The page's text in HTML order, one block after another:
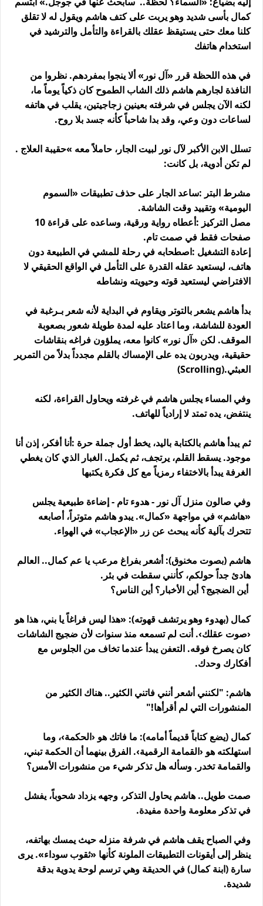
كمال بأسى شديد وهو يربت على كتف هاشم ويقول له لا تقلق
كلنا معك حتى يستيقظ عقلك بالقراءة والتأمل والترشيد في
استخدام هاتفك
في هذه اللحظة قرر «آل نور» ألا ينجوا بمفردهم. نظروا من
النافذة لجارهم هاشم ذلك الشاب الطموح كان ذكياً يوماً ما،
لكنه الآن يجلس في شرفته بعينين زجاجيتين، يقلب في هاتفه
لساعات دون وعي، وقد بدا شاحباً كأنه جسد بلا روح.
تسلل الابن الأكبر لآل نور لبيت الجار، حاملاً معه «حقيبة العلاج .
لم تكن أدوية، بل كانت:
مشرط البتر :ساعد الجار على حذف تطبيقات «السموم
اليومية» وتقييد وقت الشاشة.
مصل التركيز :
أعطاه رواية ورقية، وساعده على قراءة 10
صفحات فقط في صمت تام.
إعادة التشغيل :اصطحابه في رحلة للمشي في الطبيعة دون
هاتف، ليستعيد عقله القدرة على التأمل في الواقع الحقيقي لا
الافتراضي ليستعيد قوته وحيويته ونشاطه
بدأ هاشم يشعر بالتوتر ويقاوم في البداية لأنه شعر بـرغبة في
العودة للشاشة، وما اعتاد عليه لمدة طويلة شعور بصعوبة
الموقف. لكن «آل نور» كانوا معه، يملؤون فراغه بنقاشات
حقيقية، ويدربون يده على الإمساك بالقلم مجدداً بدلاً من التمرير
العبثي(Scrolling).
وفي المساء يجلس هاشم في غرفته ويحاول القراءة، لكنه
ينتفض، يده تمتد لا إرادياً للهاتف.
ثم يبدأ هاشم بالكتابة باليد، يخط أول جملة حرة :أنا أفكر، إذن أنا
موجود. يسقط القلم، يرتجف، ثم يكمل. الغبار الذي كان يغطي
الغرفة يبدأ بالاختفاء رمزياً مع كل فكرة يكتبها
وفي صالون منزل آل نور - هدوء تام - إضاءة طبيعية يجلس
«هاشم» في مواجهة «كمال». يبدو هاشم متوتراً، أصابعه
تتحرك بآلية كأنه يبحث عن زر «الإعجاب» في الهواء.
هاشم (بصوت مخنوق): أشعر بفراغ مرعب يا عم كمال.. العالم
هادئ جداً حولكم، كأنني سقطت في بئر.
أين الضجيج؟ أين الأخبار؟ أين الناس؟
كمال (بهدوء وهو يرتشف قهوته): «هذا ليس فراغاً يا بني، هذا هو
‹صوت عقلك›. أنت لم تسمعه منذ سنوات لأن ضجيج الشاشات
كان يصرخ فوقه. التعفن يبدأ عندما تخاف من الجلوس مع
أفكارك وحدك.
هاشم: "لكنني أشعر أنني فاتني الكثير.. هناك الكثير من
المنشورات التي لم أقرأها!
"
كمال (يضع كتاباً قديماً أمامه): ما فاتك هو ‹الحكمة›، وما
استهلكته هو ‹القمامة الرقمية›. الفرق بينهما أن الحكمة تبني،
والقمامة تخدر. وسأله هل تذكر شيء من منشورات الأمس؟
صمت طويل.. هاشم يحاول التذكر، وجهه يزداد شحوباً، يفشل
في تذكر معلومة واحدة مفيدة.
وفي الصباح يقف هاشم في شرفة منزله حيث يمسك بهاتفه،
ينظر إلى أيقونات التطبيقات الملونة كأنها «ثقوب سوداء». يرى
سارة (ابنة كمال) في الحديقة وهي ترسم لوحة يدوية بدقة
شديدة.